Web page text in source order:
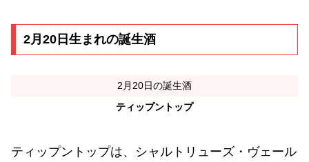
2月20日生まれの誕生酒
2月20日の誕生酒
ティップントップ
ティップントップは、シャルトリューズ・ヴェール